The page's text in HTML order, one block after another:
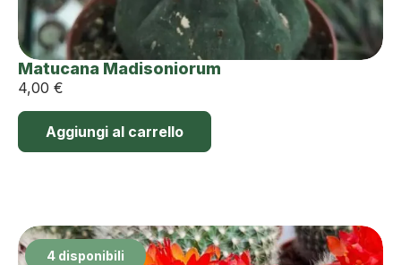
Matucana Madisoniorum
4,00 €
Aggiungi al carrello
4 disponibili